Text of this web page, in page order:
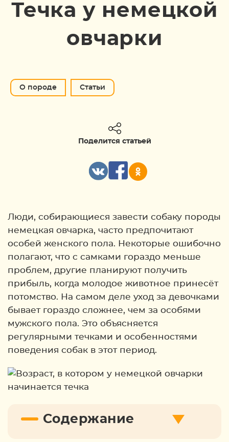
Течка у немецкой
овчарки
О породе Статьи
Поделится статьей
Люди, собирающиеся завести собаку породы
немецкая овчарка, часто предпочитают
особей женского пола. Некоторые ошибочно
полагают, что с самками гораздо меньше
проблем, другие планируют получить
прибыль, когда молодое животное принесёт
потомство. На самом деле уход за девочками
бывает гораздо сложнее, чем за особями
мужского пола. Это объясняется
регулярными течками и особенностями
поведения собак в этот период.
Содержание